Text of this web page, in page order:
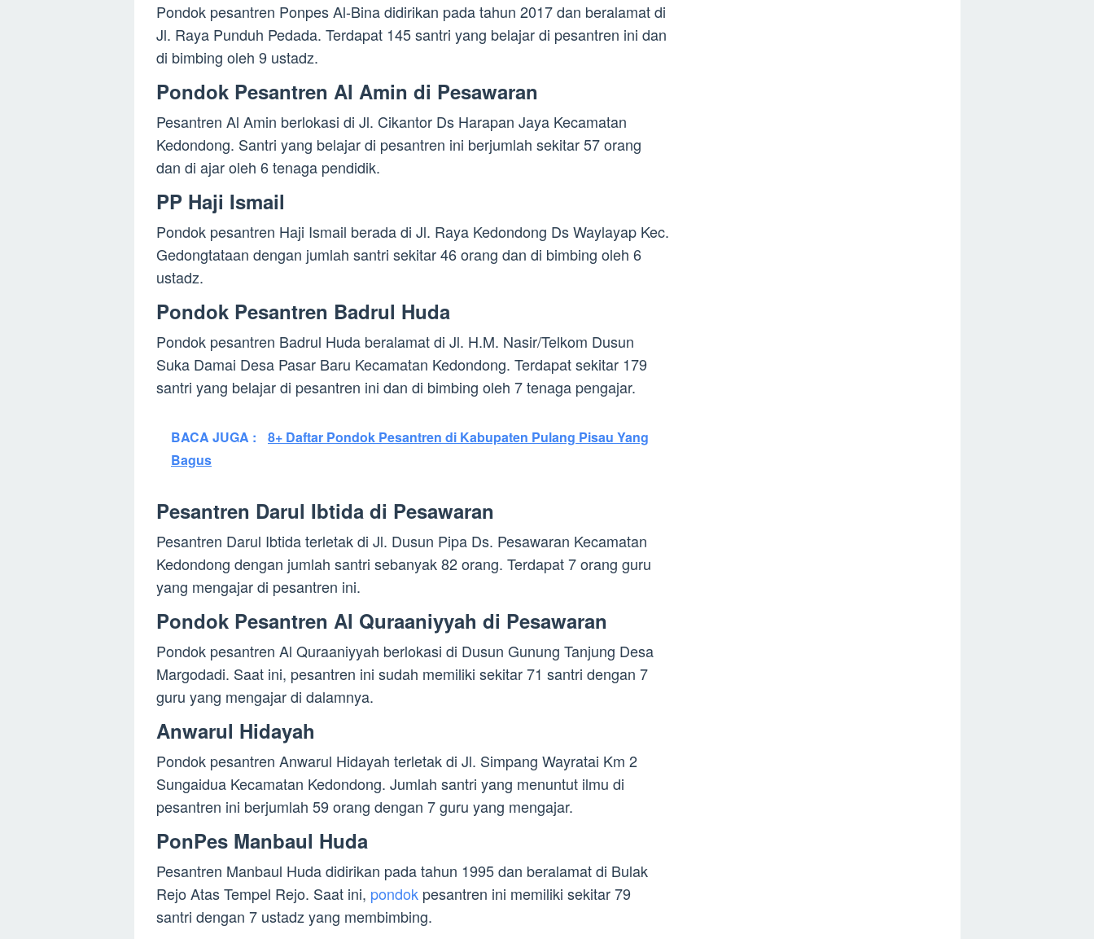
Pondok pesantren Ponpes Al-Bina didirikan pada tahun 2017 dan beralamat di
Jl. Raya Punduh Pedada. Terdapat 145 santri yang belajar di pesantren ini dan
di bimbing oleh 9 ustadz.
Pondok Pesantren Al Amin di Pesawaran
Pesantren Al Amin berlokasi di Jl. Cikantor Ds Harapan Jaya Kecamatan
Kedondong. Santri yang belajar di pesantren ini berjumlah sekitar 57 orang
dan di ajar oleh 6 tenaga pendidik.
PP Haji Ismail
Pondok pesantren Haji Ismail berada di Jl. Raya Kedondong Ds Waylayap Kec.
Gedongtataan dengan jumlah santri sekitar 46 orang dan di bimbing oleh 6
ustadz.
Pondok Pesantren Badrul Huda
Pondok pesantren Badrul Huda beralamat di Jl. H.M. Nasir/Telkom Dusun
Suka Damai Desa Pasar Baru Kecamatan Kedondong. Terdapat sekitar 179
santri yang belajar di pesantren ini dan di bimbing oleh 7 tenaga pengajar.
BACA JUGA :
8+ Daftar Pondok Pesantren di Kabupaten Pulang Pisau Yang
Bagus
Pesantren Darul Ibtida di Pesawaran
Pesantren Darul Ibtida terletak di Jl. Dusun Pipa Ds. Pesawaran Kecamatan
Kedondong dengan jumlah santri sebanyak 82 orang. Terdapat 7 orang guru
yang mengajar di pesantren ini.
Pondok Pesantren Al Quraaniyyah di Pesawaran
Pondok pesantren Al Quraaniyyah berlokasi di Dusun Gunung Tanjung Desa
Margodadi. Saat ini, pesantren ini sudah memiliki sekitar 71 santri dengan 7
guru yang mengajar di dalamnya.
Anwarul Hidayah
Pondok pesantren Anwarul Hidayah terletak di Jl. Simpang Wayratai Km 2
Sungaidua Kecamatan Kedondong. Jumlah santri yang menuntut ilmu di
pesantren ini berjumlah 59 orang dengan 7 guru yang mengajar.
PonPes Manbaul Huda
Pesantren Manbaul Huda didirikan pada tahun 1995 dan beralamat di Bulak
Rejo Atas Tempel Rejo. Saat ini, pondok pesantren ini memiliki sekitar 79
santri dengan 7 ustadz yang membimbing.